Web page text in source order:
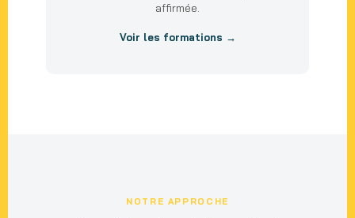
affirmée.
Voir les formations →
NOTRE APPROCHE